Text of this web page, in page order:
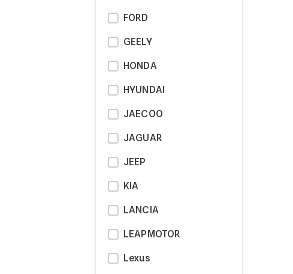
FORD
GEELY
HONDA
HYUNDAI
JAECOO
JAGUAR
JEEP
KIA
LANCIA
LEAPMOTOR
Lexus